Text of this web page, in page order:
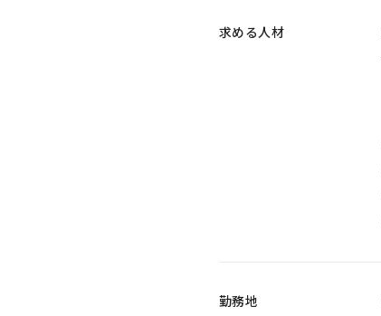
求める人材
勤務地